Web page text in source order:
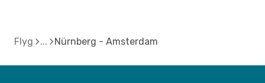
Flyg Nürnberg - Amsterdam